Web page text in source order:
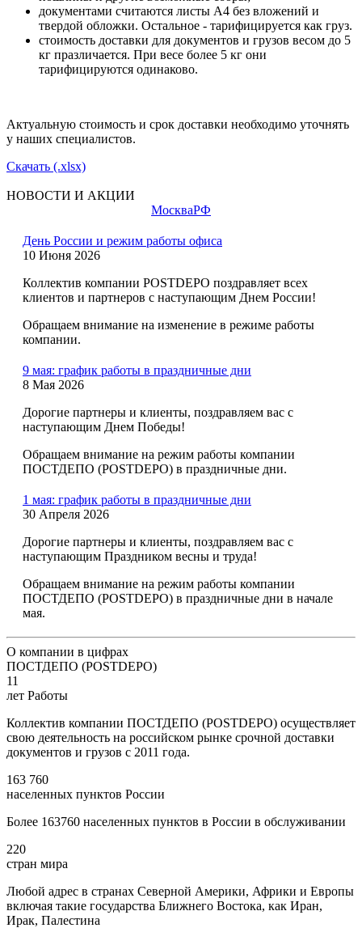
документами считаются листы А4 без вложений и
твердой обложки. Остальное - тарифицируется как груз.
стоимость доставки для документов и грузов весом до 5
кг празличается. При весе более 5 кг они
тарифицируются одинаково.
Актуальную стоимость и срок доставки необходимо уточнять
у наших специалистов.
Скачать (.xlsx)
НОВОСТИ И АКЦИИ
МоскваРФ
День России и режим работы офиса
10 Июня 2026
Коллектив компании POSTDEPO поздравляет всех
клиентов и партнеров с наступающим Днем России!
Обращаем внимание на изменение в режиме работы
компании.
9 мая: график работы в праздничные дни
8 Мая 2026
Дорогие партнеры и клиенты, поздравляем вас с
наступающим Днем Победы!
Обращаем внимание на режим работы компании
ПОСТДЕПО (POSTDEPO) в праздничные дни.
1 мая: график работы в праздничные дни
30 Апреля 2026
Дорогие партнеры и клиенты, поздравляем вас с
наступающим Праздником весны и труда!
Обращаем внимание на режим работы компании
ПОСТДЕПО (POSTDEPO) в праздничные дни в начале
мая.
О компании в цифрах
ПОСТДЕПО (POSTDEPO)
11
лет Работы
Коллектив компании ПОСТДЕПО (POSTDEPO) осуществляет
свою деятельность на российском рынке срочной доставки
документов и грузов с 2011 года.
163 760
населенных пунктов России
Более 163760 населенных пунктов в России в обслуживании
220
стран мира
Любой адрес в странах Северной Америки, Африки и Европы
включая такие государства Ближнего Востока, как Иран,
Ирак, Палестина